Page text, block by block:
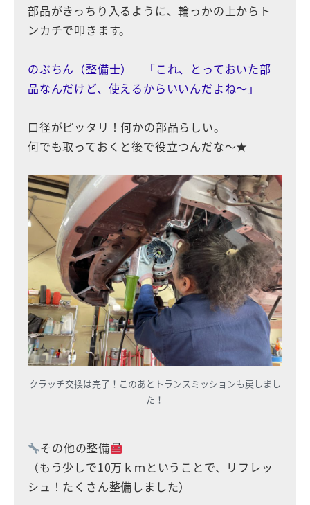
部品がきっちり入るように、輪っかの上からト
ンカチで叩きます。
のぶちん（整備士） 「これ、とっておいた部
品なんだけど、使えるからいいんだよね〜」
口径がピッタリ！何かの部品らしい。
何でも取っておくと後で役立つんだな〜★
クラッチ交換は完了！このあとトランスミッションも戻しまし
た！
その他の整備
（もう少しで10万ｋｍということで、リフレッ
シュ！たくさん整備しました）